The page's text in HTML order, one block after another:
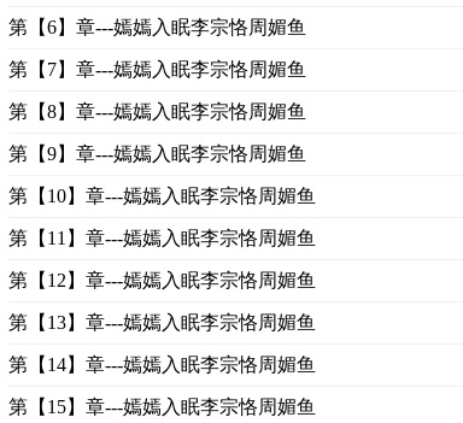
第【6】章---嫣嫣入眠李宗恪周媚鱼
第【7】章---嫣嫣入眠李宗恪周媚鱼
第【8】章---嫣嫣入眠李宗恪周媚鱼
第【9】章---嫣嫣入眠李宗恪周媚鱼
第【10】章---嫣嫣入眠李宗恪周媚鱼
第【11】章---嫣嫣入眠李宗恪周媚鱼
第【12】章---嫣嫣入眠李宗恪周媚鱼
第【13】章---嫣嫣入眠李宗恪周媚鱼
第【14】章---嫣嫣入眠李宗恪周媚鱼
第【15】章---嫣嫣入眠李宗恪周媚鱼